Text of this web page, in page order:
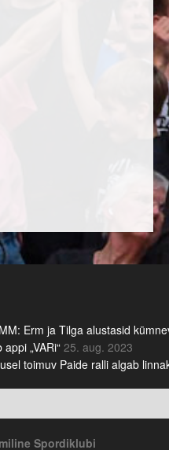
Erm ja Tilga alustasid
„VARi“ 25. aug. 2023
toimuv Paide ralli algab
Spordiklubi